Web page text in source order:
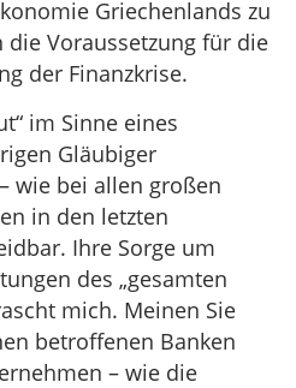
Griechenlands zu
die Voraussetzung für die
der Finanzkrise.
im Sinne eines
Gläubiger
wie bei allen großen
in den letzten
Ihre Sorge um
des „gesamten
mich. Meinen Sie
betroffenen Ban­ken
– wie die